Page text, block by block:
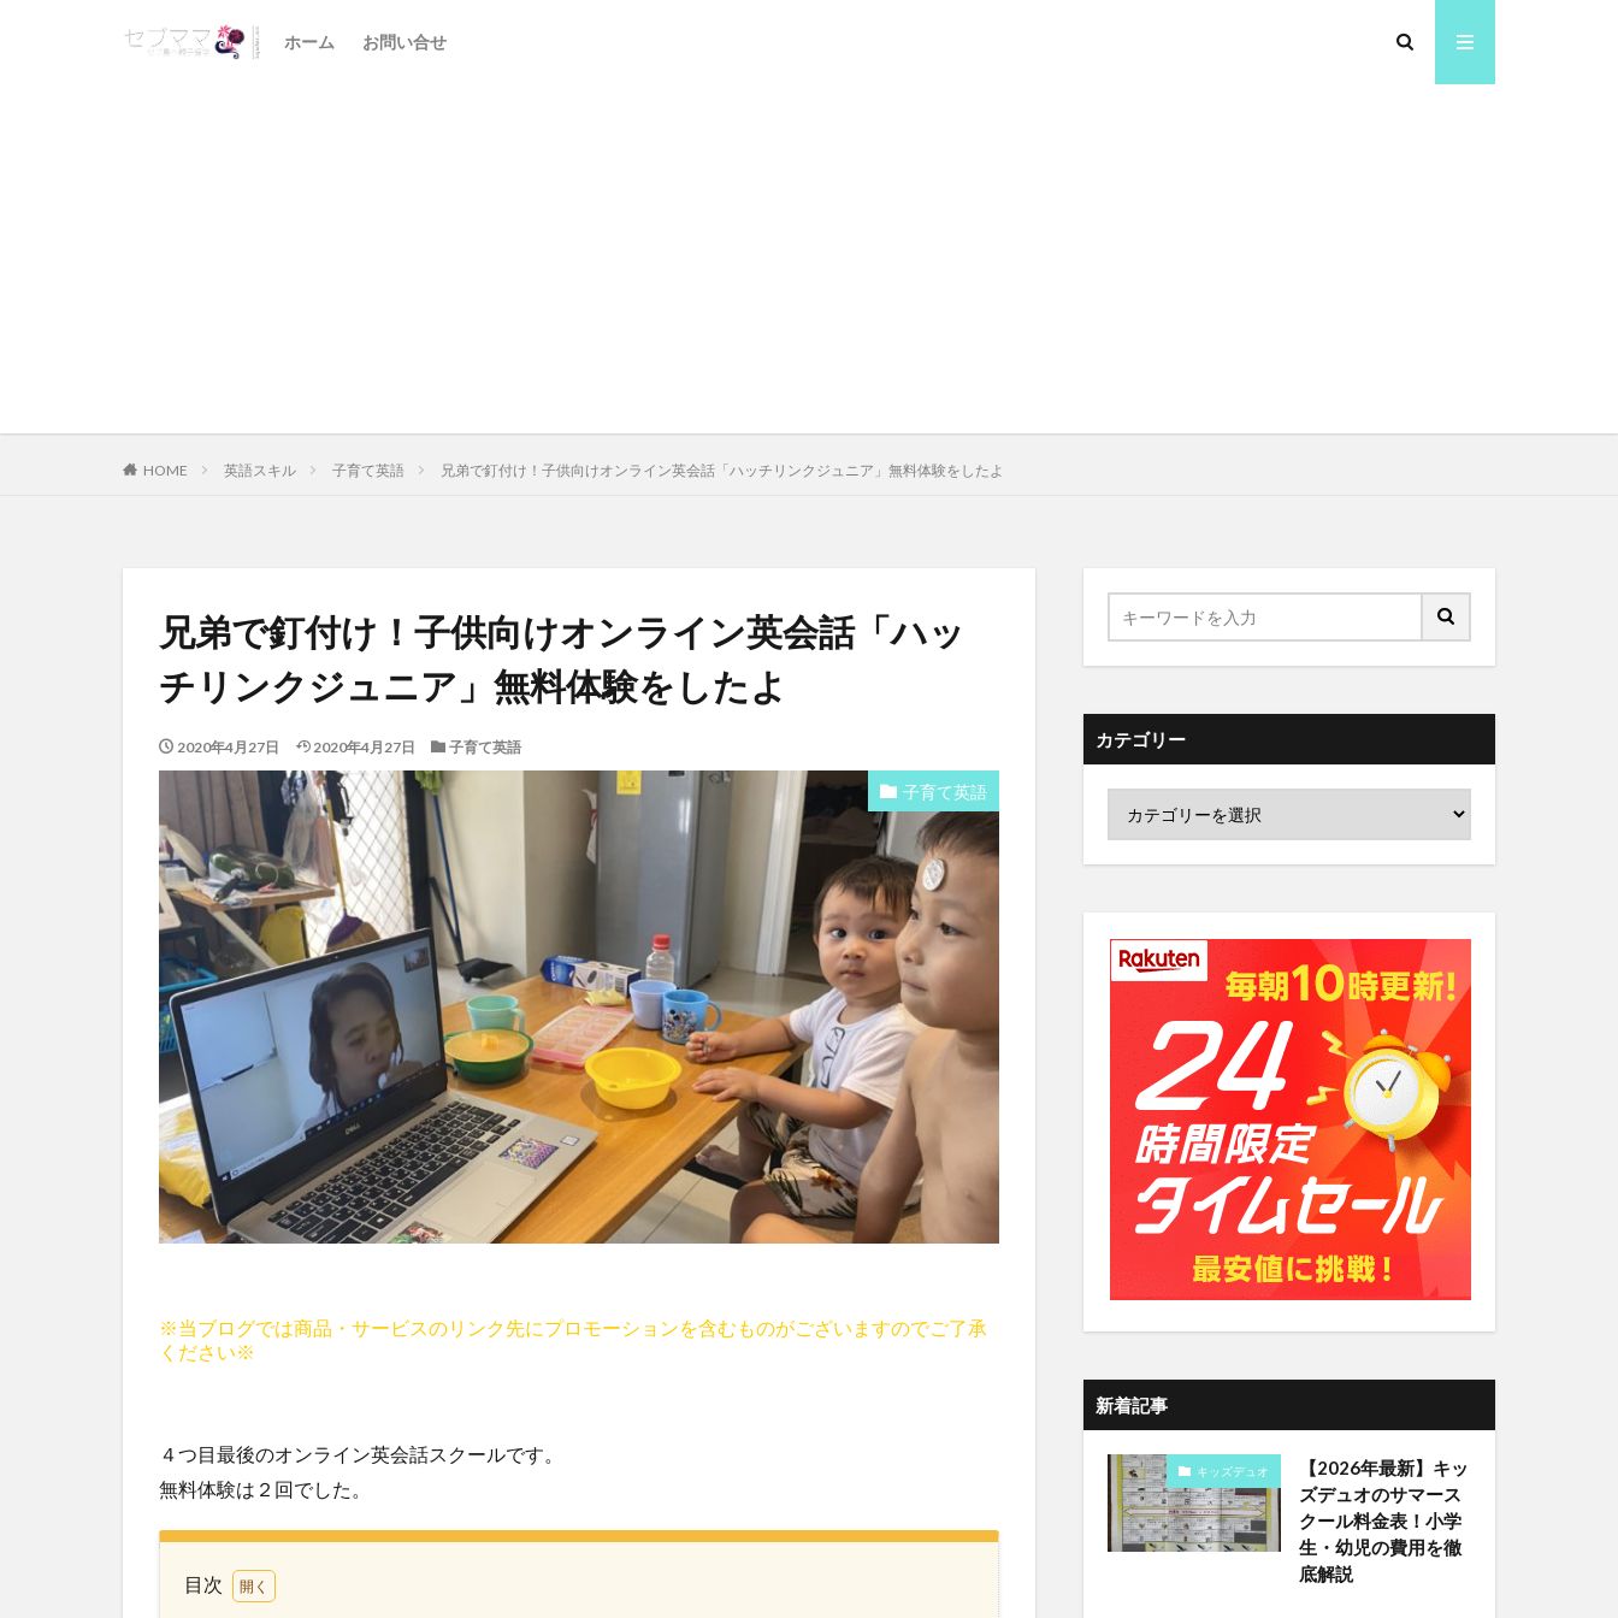
ホーム お問い合せ
HOME 英語スキル 子育て英語 兄弟で釘付け！子供向けオンライン英会話「ハッチリンクジュニア」無料体験をしたよ
兄弟で釘付け！子供向けオンライン英会話「ハッ
チリンクジュニア」無料体験をしたよ
2020年4月27日 2020年4月27日 子育て英語
子育て英語
※当ブログでは商品・サービスのリンク先にプロモーションを含むものがございますのでご了承
ください※
４つ目最後のオンライン英会話スクールです。
無料体験は２回でした。
目次
カテゴリー
新着記事
キッズデュオ
【2026年最新】キッ
ズデュオのサマース
クール料金表！小学
生・幼児の費用を徹
底解説